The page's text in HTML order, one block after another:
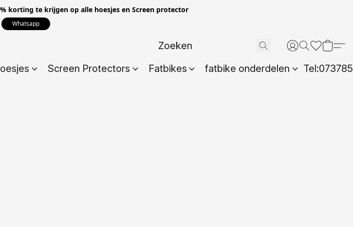
korting te krijgen op alle hoesjes en Screen protector
Whatsapp
Screen Protectors Fatbikes fatbike onderdelen